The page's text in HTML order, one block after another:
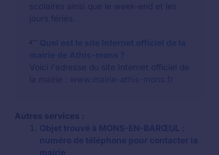
scolaires ainsi que le week-end et les
jours fériés.
Quel est le site Internet officiel de la
mairie de Athis-mons ?
Voici l'adresse du site Internet officiel de
la mairie : www.mairie-athis-mons.fr
Autres services :
Objet trouvé à MONS-EN-BARŒUL :
numéro de téléphone pour contacter la
mairie